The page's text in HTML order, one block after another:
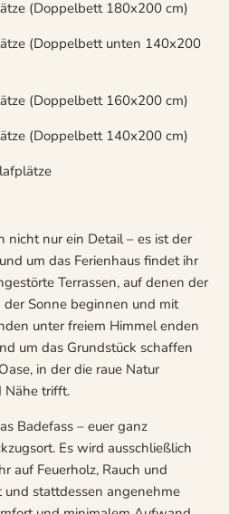
(Doppelbett 180x200 cm)
(Doppelbett unten 140x200
(Doppelbett 160x200 cm)
(Doppelbett 140x200 cm)
nicht nur ein Detail – es ist der
um das Ferienhaus findet ihr
Terrassen, auf denen der
Sonne beginnen und mit
unter freiem Himmel enden
um das Grundstück schaffen
in der die raue Natur
Nähe trifft.
Badefass – euer ganz
Es wird ausschließlich
auf Feuerholz, Rauch und
stattdessen angenehme